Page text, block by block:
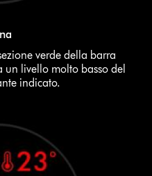
verde della barra
livello molto basso del
indicato.